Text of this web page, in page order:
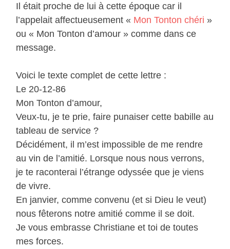
Il était proche de lui à cette époque car il
l’appelait affectueusement « Mon Tonton chéri »
ou « Mon Tonton d’amour » comme dans ce
message.
Voici le texte complet de cette lettre :
Le 20-12-86
Mon Tonton d’amour,
Veux-tu, je te prie, faire punaiser cette babille au
tableau de service ?
Décidément, il m’est impossible de me rendre
au vin de l’amitié. Lorsque nous nous verrons,
je te raconterai l’étrange odyssée que je viens
de vivre.
En janvier, comme convenu (et si Dieu le veut)
nous fêterons notre amitié comme il se doit.
Je vous embrasse Christiane et toi de toutes
mes forces.